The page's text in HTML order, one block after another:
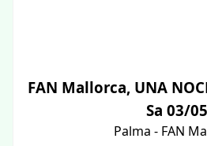
FAN Mallorca, UNA
Sa 03/05
Palma - FAN